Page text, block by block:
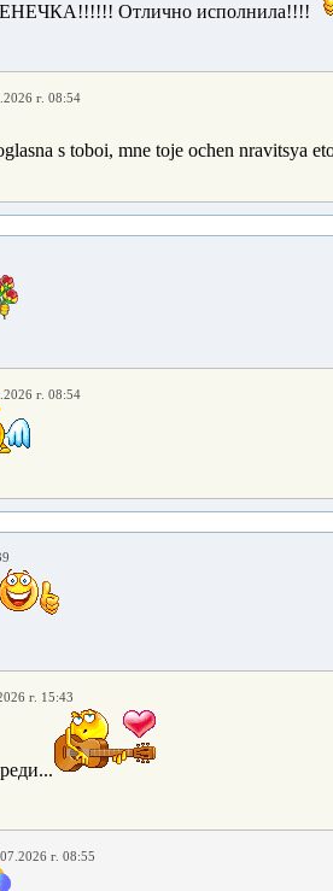
Отлично исполнила!!!!
г. 08:54
s toboi, mne toje ochen nravitsya
г. 08:54
г. 15:43
г. 08:55